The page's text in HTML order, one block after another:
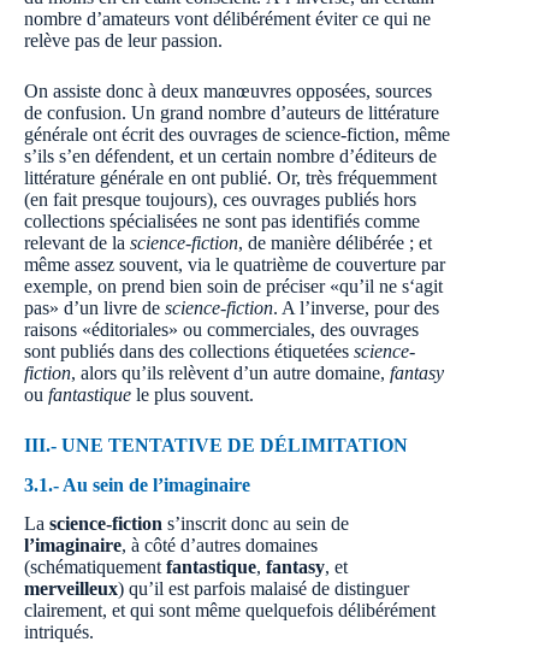
nombre d’amateurs vont délibérément éviter ce qui ne
relève pas de leur passion.
On assiste donc à deux manœuvres opposées, sources
de confusion. Un grand nombre d’auteurs de littérature
générale ont écrit des ouvrages de science-fiction, même
s’ils s’en défendent, et un certain nombre d’éditeurs de
littérature générale en ont publié. Or, très fréquemment
(en fait presque toujours), ces ouvrages publiés hors
collections spécialisées ne sont pas identifiés comme
relevant de la science-fiction, de manière délibérée ; et
même assez souvent, via le quatrième de couverture par
exemple, on prend bien soin de préciser «qu’il ne s‘agit
pas» d’un livre de science-fiction. A l’inverse, pour des
raisons «éditoriales» ou commerciales, des ouvrages
sont publiés dans des collections étiquetées science-
fiction, alors qu’ils relèvent d’un autre domaine, fantasy
ou fantastique le plus souvent.
III.- UNE TENTATIVE DE DÉLIMITATION
3.1.- Au sein de l’imaginaire
La science-fiction s’inscrit donc au sein de
l’imaginaire, à côté d’autres domaines
(schématiquement fantastique, fantasy, et
merveilleux) qu’il est parfois malaisé de distinguer
clairement, et qui sont même quelquefois délibérément
intriqués.